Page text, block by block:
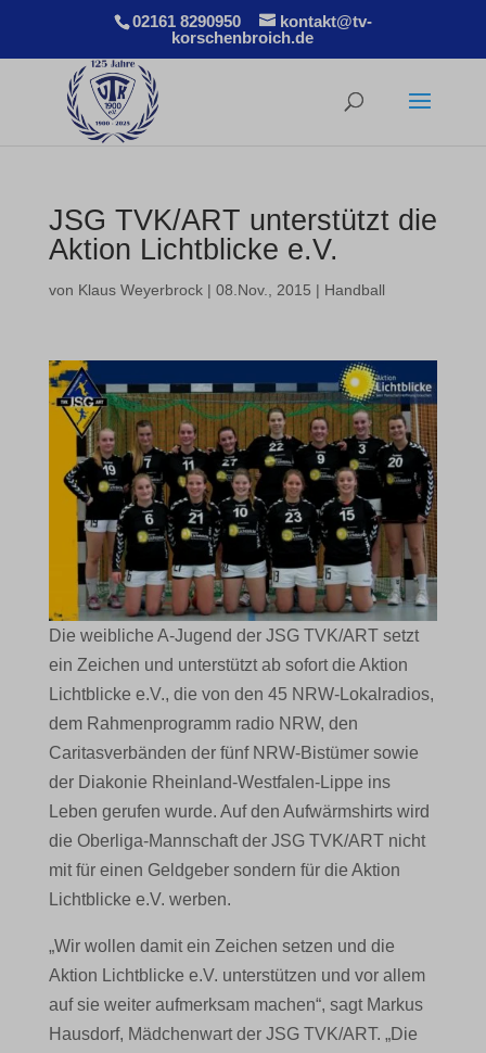
02161 8290950
kontakt@tv-
korschenbroich.de
JSG TVK/ART unterstützt die
Aktion Lichtblicke e.V.
von Klaus Weyerbrock| 08.Nov., 2015 | Handball
Die weibliche A-Jugend der JSG TVK/ART setzt
ein Zeichen und unterstützt ab sofort die Aktion
Lichtblicke e.V., die von den 45 NRW-Lokalradios,
dem Rahmenprogramm radio NRW, den
Caritasverbänden der fünf NRW-Bistümer sowie
der Diakonie Rheinland-Westfalen-Lippe ins
Leben gerufen wurde. Auf den Aufwärmshirts wird
die Oberliga-Mannschaft der JSG TVK/ART nicht
mit für einen Geldgeber sondern für die Aktion
Lichtblicke e.V. werben.
„Wir wollen damit ein Zeichen setzen und die
Aktion Lichtblicke e.V. unterstützen und vor allem
auf sie weiter aufmerksam machen“, sagt Markus
Hausdorf, Mädchenwart der JSG TVK/ART. „Die